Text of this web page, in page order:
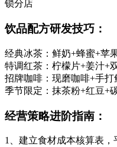
锁分店
饮品配方研发技巧：
经典冰茶：鲜奶+蜂蜜+苹
特调红茶：柠檬片+姜汁+
招牌咖啡：现磨咖啡+手打
季节限定：抹茶粉+红豆+
经营策略进阶指南：
1、建立食材成本核算表